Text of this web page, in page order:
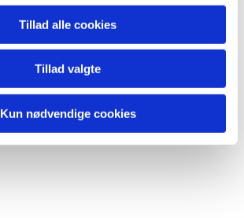
Tillad alle cookies
Tillad valgte
Kun nødvendige cookies